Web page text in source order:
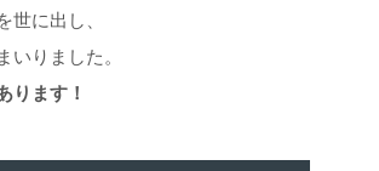
に出し、
りました。
ります！